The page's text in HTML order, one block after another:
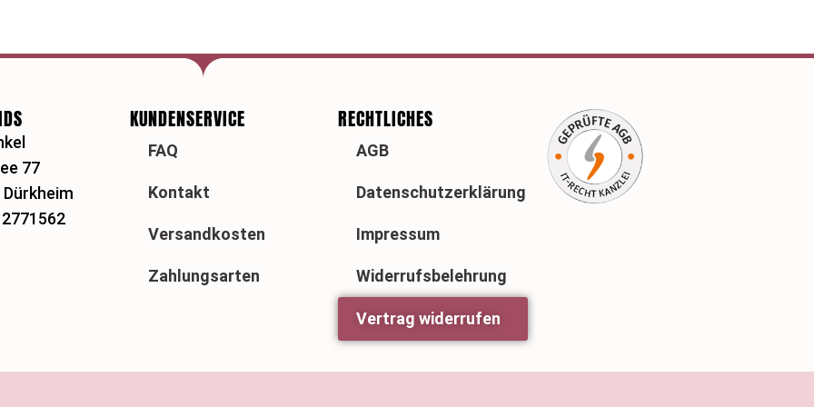
77
Dürkheim
KUNDENSERVICE
FAQ
Kontakt
Versandkosten
Zahlungsarten
RECHTLICHES
AGB
Datenschutzerklärung
Impressum
Widerrufsbelehrung
Vertrag widerrufen